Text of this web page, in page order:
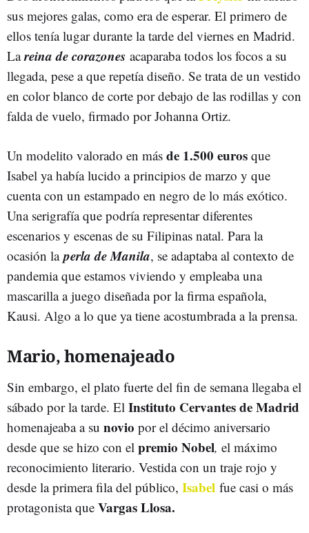
sus mejores galas, como era de esperar. El primero de
ellos tenía lugar durante la tarde del viernes en Madrid.
Lareina de corazones acaparaba todos los focos a su
llegada, pese a que repetía diseño. Se trata de un vestido
en color blanco de corte por debajo de las rodillas y con
falda de vuelo, firmado por Johanna Ortiz.
Un modelito valorado en más de 1.500 euros que
Isabel ya había lucido a principios de marzo y que
cuenta con un estampado en negro de lo más exótico.
Una serigrafía que podría representar diferentes
escenarios y escenas de su Filipinas natal. Para la
ocasión laperla de Manila, se adaptaba al contexto de
pandemia que estamos viviendo y empleaba una
mascarilla a juego diseñada por la firma española,
Kausi. Algo a lo que ya tiene acostumbrada a la prensa.
Mario, homenajeado
Sin embargo, el plato fuerte del fin de semana llegaba el
sábado por la tarde. El Instituto Cervantes de Madrid
homenajeaba a su novio por el décimo aniversario
desde que se hizo con el premio Nobel, el máximo
reconocimiento literario. Vestida con un traje rojo y
desde la primera fila del público, Isabel fue casi o más
protagonista que Vargas Llosa.